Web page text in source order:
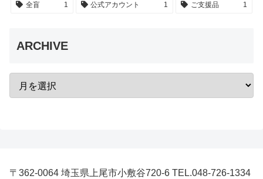
全盲 1 公式アカウント 1 ご支援品 1
ARCHIVE
〒362-0064 埼玉県上尾市小敷谷720-6 TEL.048-726-1334